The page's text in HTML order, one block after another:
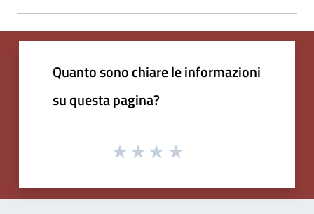
Quanto sono chiare le informazioni
su questa pagina?